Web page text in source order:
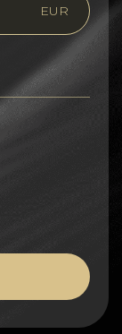
EUR